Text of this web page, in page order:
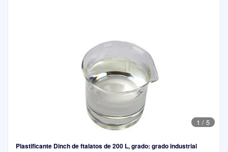
1 / 5
Plastificante Dinch de ftalatos de 200 L, grado: grado industrial